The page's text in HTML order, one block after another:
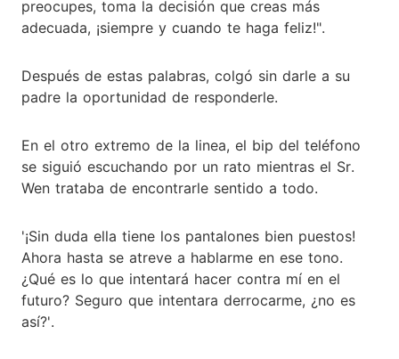
preocupes, toma la decisión que creas más
adecuada, ¡siempre y cuando te haga feliz!".
Después de estas palabras, colgó sin darle a su
padre la oportunidad de responderle.
En el otro extremo de la linea, el bip del teléfono
se siguió escuchando por un rato mientras el Sr.
Wen trataba de encontrarle sentido a todo.
'¡Sin duda ella tiene los pantalones bien puestos!
Ahora hasta se atreve a hablarme en ese tono.
¿Qué es lo que intentará hacer contra mí en el
futuro? Seguro que intentara derrocarme, ¿no es
así?'.